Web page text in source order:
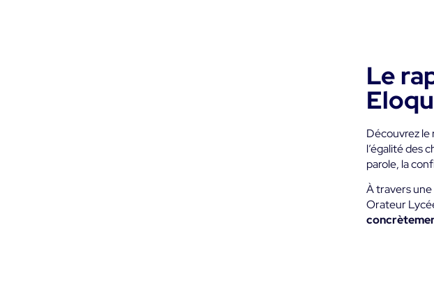
Le
Découvrez le
l’égalité des
parole, la
À travers une
Orateur